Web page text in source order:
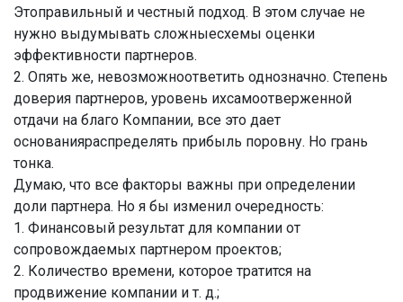
Этоправильный и честный подход. В этом случае не
нужно выдумывать сложныесхемы оценки
эффективности партнеров.
2. Опять же, невозможноответить однозначно. Степень
доверия партнеров, уровень ихсамоотверженной
отдачи на благо Компании, все это дает
основанияраспределять прибыль поровну. Но грань
тонка.
Думаю, что все факторы важны при определении
доли партнера. Но я бы изменил очередность:
1. Финансовый результат для компании от
сопровождаемых партнером проектов;
2. Количество времени, которое тратится на
продвижение компании и т. д.;